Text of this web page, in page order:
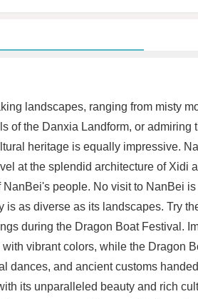
landscapes, ranging from misty
of the Danxia Landform, or
heritage is equally impressive.
at the splendid architecture of
people. No visit to NanBei
as diverse as its landscapes. Try
during the Dragon Boat Festival.
vibrant colors, while the
dances, and ancient customs
its unparalleled beauty and rich